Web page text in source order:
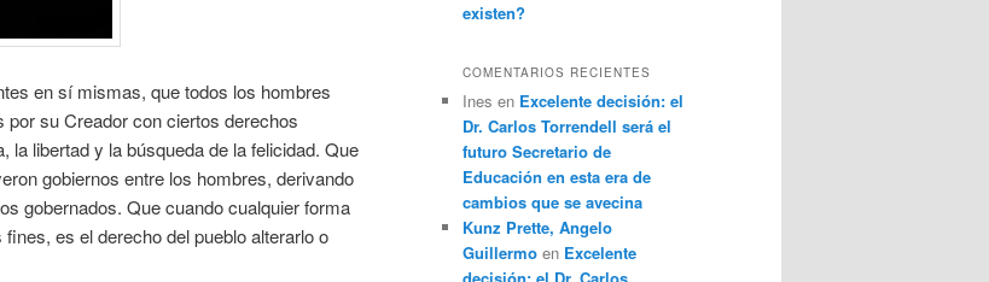
en sí mismas, que todos los hombres
por su Creador con ciertos derechos
la libertad y la búsqueda de la felicidad. Que
gobiernos entre los hombres, derivando
gobernados. Que cuando cualquier forma
es el derecho del pueblo alterarlo o
existen?
COMENTARIOS RECIENTES
Ines en Excelente decisión: el
Dr. Carlos Torrendell será el
futuro Secretario de
Educación en esta era de
cambios que se avecina
Kunz Prette, Angelo
Guillermo en Excelente